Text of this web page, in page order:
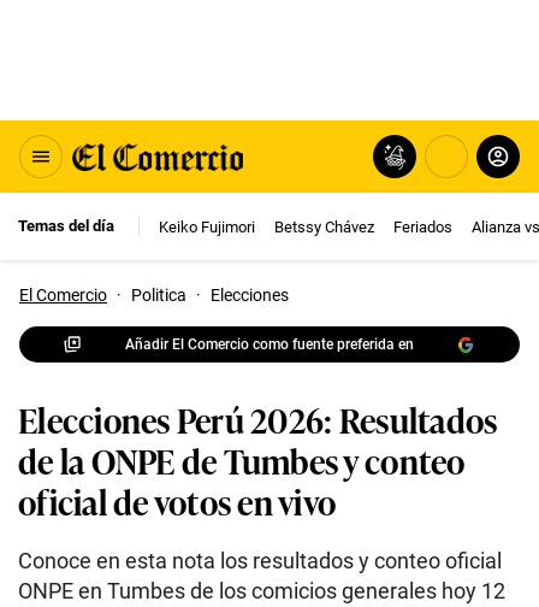
Temas del día Keiko Fujimori Betssy Chávez Feriados Alianza
El Comercio · Politica · Elecciones
Añadir El Comercio como fuente preferida en
Elecciones Perú 2026: Resultados
de la ONPE de Tumbes y conteo
oficial de votos en vivo
Conoce en esta nota los resultados y conteo oficial
ONPE en Tumbes de los comicios generales hoy 12